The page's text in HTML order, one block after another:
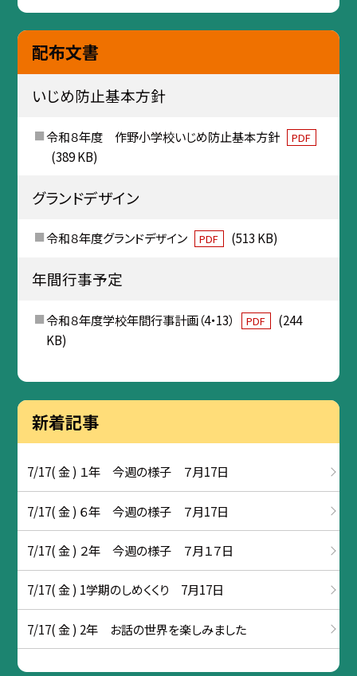
配布文書
いじめ防止基本方針
令和８年度 作野小学校いじめ防止基本方針 PDF
(389 KB)
グランドデザイン
令和８年度グランドデザイン PDF (513 KB)
年間行事予定
令和８年度学校年間行事計画（4・13） PDF
(244
KB)
新着記事
7/17( 金 ) １年 今週の様子 ７月17日
7/17( 金 ) ６年 今週の様子 ７月17日
7/17( 金 ) ２年 今週の様子 ７月１７日
7/17( 金 ) 1学期のしめくくり 7月17日
7/17( 金 ) 2年 お話の世界を楽しみました